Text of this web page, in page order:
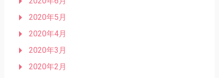
2020年5月
2020年4月
2020年3月
2020年2月